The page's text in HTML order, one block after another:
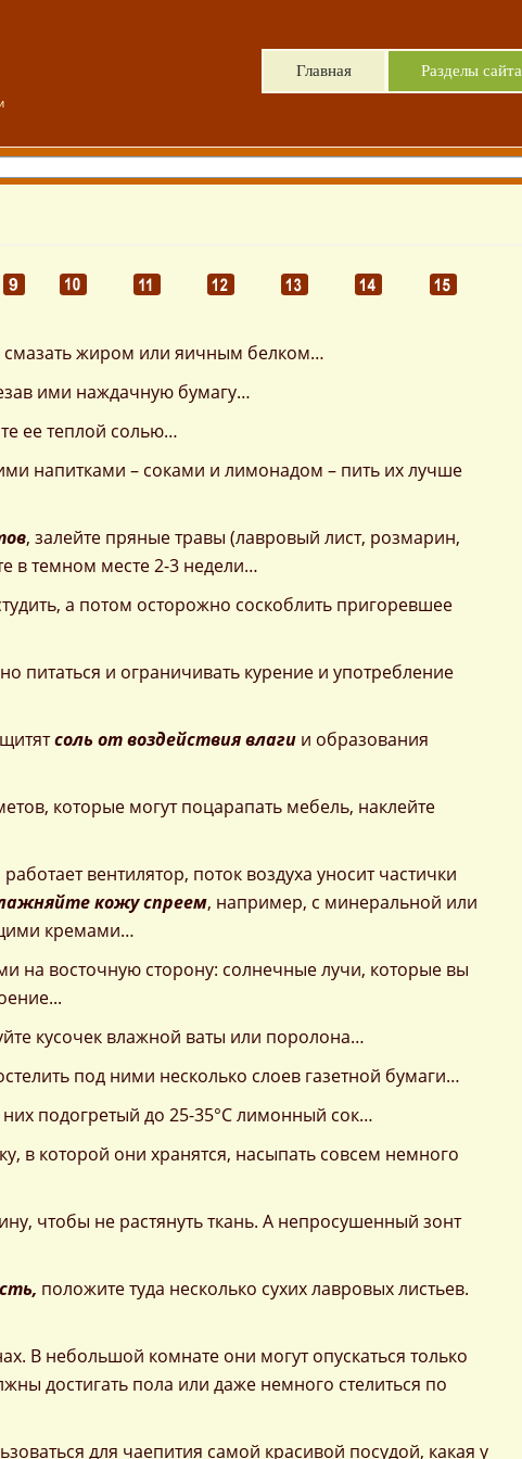
Главная Разделы сайта
смазать жиром или яичным белком…
ими наждачную бумагу…
ее теплой солью…
напитками – соками и лимонадом – пить их лучше
, залейте пряные травы (лавровый лист, розмарин,
в темном месте 2-3 недели…
а потом осторожно соскоблить пригоревшее
питаться и ограничивать курение и употребление
соль от воздействия влаги и образования
которые могут поцарапать мебель, наклейте
вентилятор, поток воздуха уносит частички
кожу спреем, например, с минеральной или
кремами…
на восточную сторону: солнечные лучи, которые вы
кусочек влажной ваты или поролона…
под ними несколько слоев газетной бумаги…
них подогретый до 25-35°С лимонный сок…
в которой они хранятся, насыпать совсем немного
чтобы не растянуть ткань. А непросушенный зонт
положите туда несколько сухих лавровых листьев.
В небольшой комнате они могут опускаться только
достигать пола или даже немного стелиться по
для чаепития самой красивой посудой, какая у